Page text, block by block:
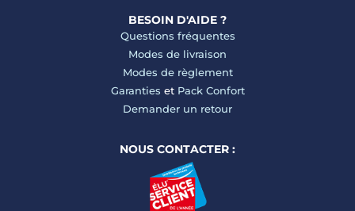
BESOIN D'AIDE ?
Questions fréquentes
Modes de livraison
Modes de règlement
Garanties et Pack Confort
Demander un retour
NOUS CONTACTER :